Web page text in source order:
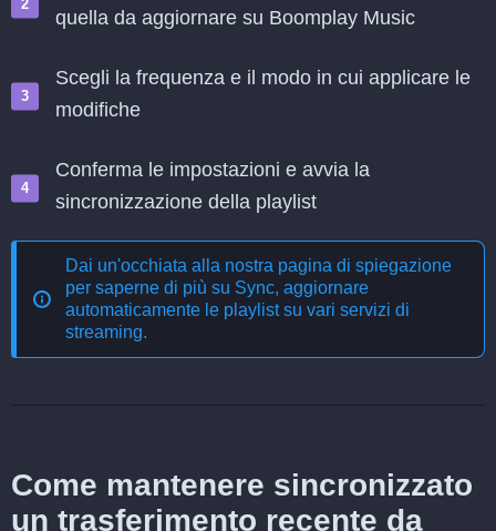
quella da aggiornare su Boomplay Music
Scegli la frequenza e il modo in cui applicare le
modifiche
Conferma le impostazioni e avvia la
sincronizzazione della playlist
Dai un'occhiata alla nostra pagina di spiegazione
per saperne di più su Sync, aggiornare
automaticamente le playlist su vari servizi di
streaming.
Come mantenere sincronizzato
un trasferimento recente da